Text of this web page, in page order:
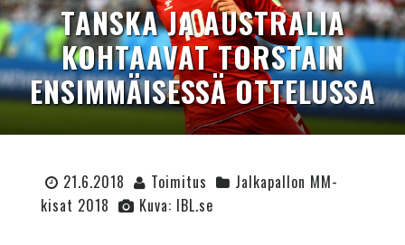
TANSKA JA AUSTRALIA
KOHTAAVAT TORSTAIN
ENSIMMÄISESSÄ OTTELUSSA
21.6.2018 Toimitus
Jalkapallon MM-
kisat 2018
Kuva: IBL.se